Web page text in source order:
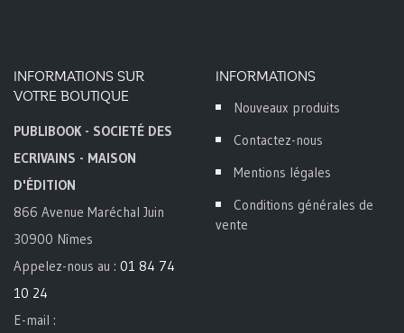
INFORMATIONS SUR
VOTRE BOUTIQUE
PUBLIBOOK - SOCIETÉ DES
ECRIVAINS - MAISON
D'ÉDITION
866 Avenue Maréchal Juin
30900 Nîmes
Appelez-nous au : 01 84 74
10 24
E-mail :
INFORMATIONS
Nouveaux produits
Contactez-nous
Mentions légales
Conditions générales de
vente